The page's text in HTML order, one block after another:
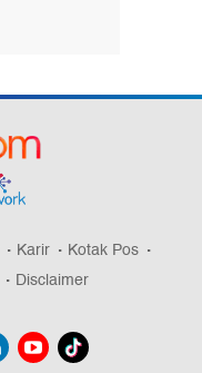
Karir
Kotak Pos
Disclaimer